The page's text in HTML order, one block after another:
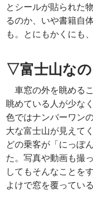
とシールが貼られた
るのか、いや書籍自
も。とにもかくにも
▽富士山な
車窓の外を眺める
眺めている人が少な
色ではナンバーワン
大な富士山が見えて
どの乗客が「にっぽ
た。写真や動画も撮
してもそんなことを
よけで窓を覆ってい